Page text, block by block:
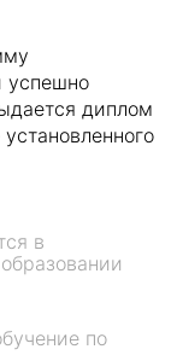
успешно
диплом
в
по